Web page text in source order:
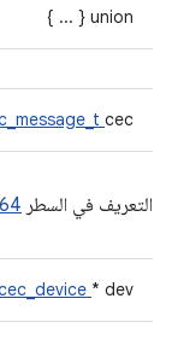
union { ... }
cec
التعريف في السطر
* dev